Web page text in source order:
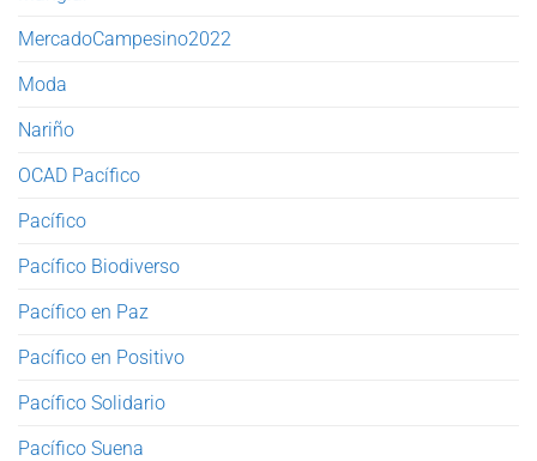
MercadoCampesino2022
Moda
Nariño
OCAD Pacífico
Pacífico
Pacífico Biodiverso
Pacífico en Paz
Pacífico en Positivo
Pacífico Solidario
Pacífico Suena